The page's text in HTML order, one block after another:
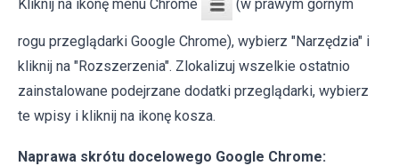
Kliknij na ikonę menu Chrome (w prawym górnym
rogu przeglądarki Google Chrome), wybierz "Narzędzia" i
kliknij na "Rozszerzenia". Zlokalizuj wszelkie ostatnio
zainstalowane podejrzane dodatki przeglądarki, wybierz
te wpisy i kliknij na ikonę kosza.
Naprawa skrótu docelowego Google Chrome: